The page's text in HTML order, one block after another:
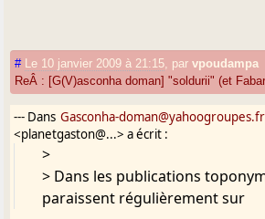
(?) de forme ou de sens
si peu de texte ou plu�t
d'inscirptionsib�rs ou
Pour la piste "gauloise", notons
ate de Sotiates, comme
de Lactorates, Tarusates, est
autant que je sache.
# Le 10 janvier 2009 à 21:15 parvpoudampa
ReÂ : [G(V)asconha doman] "soldurii" (et
--- Dans Gasconha-doman@yahoogroupes.fr
<planetgaston@...> a écrit :
>
> Dans les publications
paraissent régulièrement sur